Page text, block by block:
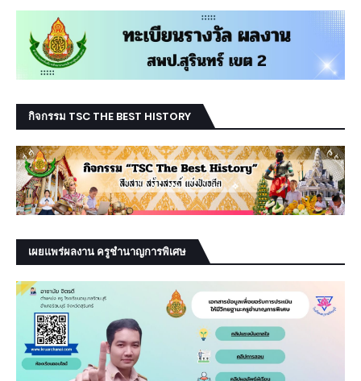
กิจกรรม TSC THE BEST HISTORY
เผยแพร่ผลงาน ครูชำนาญการพิเศษ